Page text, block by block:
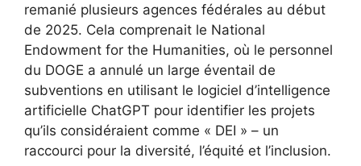
remanié plusieurs agences fédérales au début
de 2025. Cela comprenait le National
Endowment for the Humanities, où le personnel
du DOGE a annulé un large éventail de
subventions en utilisant le logiciel d’intelligence
artificielle ChatGPT pour identifier les projets
qu’ils considéraient comme « DEI » – un
raccourci pour la diversité, l’équité et l’inclusion.